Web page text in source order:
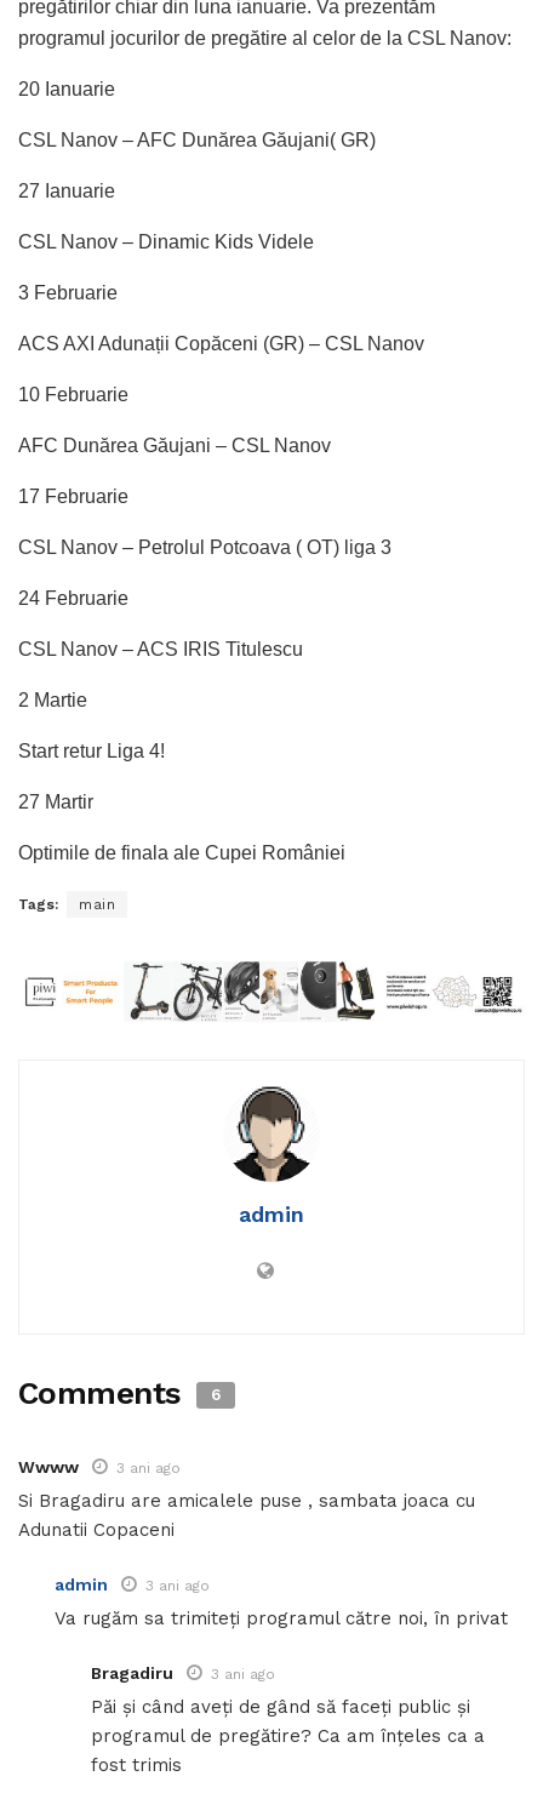
pregătirilor chiar din luna ianuarie. Va prezentăm
programul jocurilor de pregătire al celor de la CSL Nanov:
20 Ianuarie
CSL Nanov – AFC Dunărea Găujani( GR)
27 Ianuarie
CSL Nanov – Dinamic Kids Videle
3 Februarie
ACS AXI Adunații Copăceni (GR) – CSL Nanov
10 Februarie
AFC Dunărea Găujani – CSL Nanov
17 Februarie
CSL Nanov – Petrolul Potcoava ( OT) liga 3
24 Februarie
CSL Nanov – ACS IRIS Titulescu
2 Martie
Start retur Liga 4!
27 Martir
Optimile de finala ale Cupei României
Tags: main
admin
Comments 6
Wwww 3 ani ago
Si Bragadiru are amicalele puse , sambata joaca cu
Adunatii Copaceni
admin 3 ani ago
Va rugăm sa trimiteți programul către noi, în privat
Bragadiru 3 ani ago
Păi și când aveți de gând să faceți public și
programul de pregătire? Ca am înțeles ca a
fost trimis